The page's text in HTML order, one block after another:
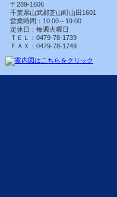
〒289-1606
千葉県山武郡芝山町山田1601
営業時間：10:00～19:00
定休日：毎週火曜日
ＴＥＬ：0479-78-1739
ＦＡＸ：0479-78-1749